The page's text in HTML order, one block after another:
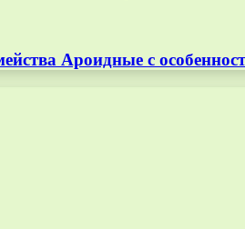
Ароидные с